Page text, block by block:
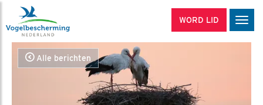
WORD LID
Alle berichten